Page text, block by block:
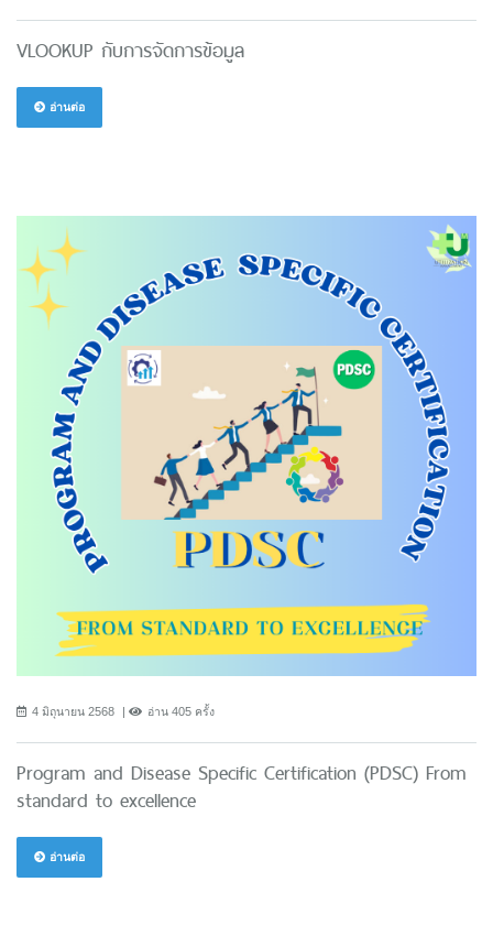
VLOOKUP กับการจัดการข้อมูล
อ่านต่อ
4 มิถุนายน 2568 อ่าน 405 ครั้ง
Program and Disease Specific Certification (PDSC) From
standard to excellence
อ่านต่อ